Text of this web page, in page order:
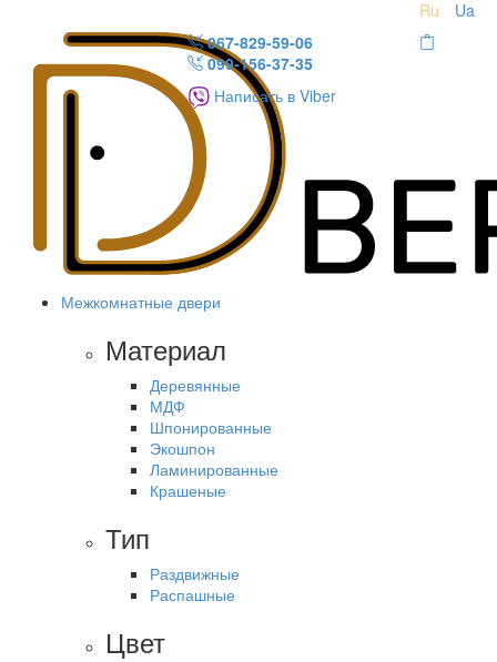
Ru
Ua
067-829-59-06
099-156-37-35
Написать в Viber
Межкомнатные двери
Материал
Деревянные
МДФ
Шпонированные
Экошпон
Ламинированные
Крашеные
Тип
Раздвижные
Распашные
Цвет